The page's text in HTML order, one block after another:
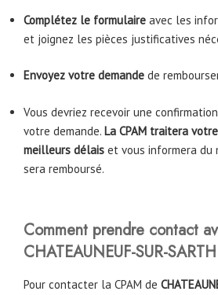
Complétez le formulaire avec les
et joignez les pièces justificatives
Envoyez votre demande de
Vous devriez recevoir une
votre demande. La CPAM traitera
meilleurs délais et vous informera du
sera remboursé.
Comment prendre contact
CHATEAUNEUF-SUR-
Pour contacter la CPAM de